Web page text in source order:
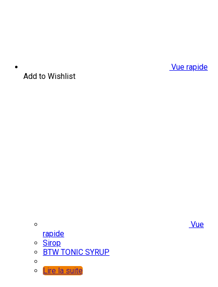
Vue rapide
Add to Wishlist
Vue
rapide
Sirop
BTW TONIC SYRUP
Lire la suite